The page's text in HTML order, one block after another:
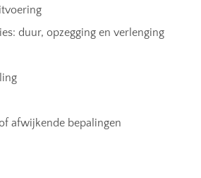
duur, opzegging en verlenging
afwijkende bepalingen